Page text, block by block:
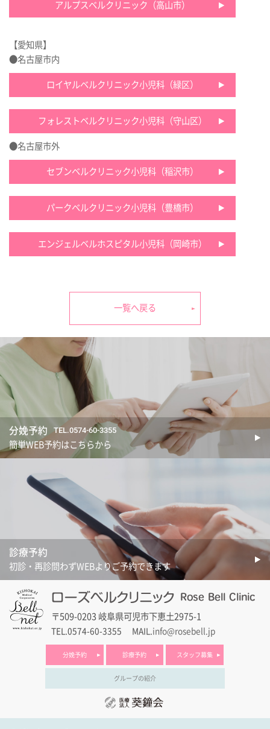
アルプスベルクリニック（高山市）
【愛知県】
●名古屋市内
ロイヤルベルクリニック小児科（緑区）
フォレストベルクリニック小児科（守山区）
●名古屋市外
セブンベルクリニック小児科（稲沢市）
パークベルクリニック小児科（豊橋市）
エンジェルベルホスピタル小児科（岡崎市）
一覧へ戻る
分娩予約
TEL.0574-60-3355
簡単WEB予約はこちらから
診療予約
初診・再診問わずWEBよりご予約できます
〒509-0203 岐阜県可児市下恵土2975-1
TEL.0574-60-3355 MAIL. info@rosebell.jp
分娩予約 診療予約 スタッフ募集
グループの紹介